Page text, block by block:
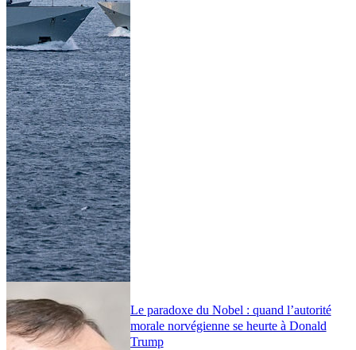
Le paradoxe du Nobel : quand l’autorité
morale norvégienne se heurte à Donald
Trump